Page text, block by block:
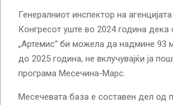
Генералниот инспектор на
Конгресот уште во 2024 година дека
„Артемис“ би можела да надмине 93
до 2025 година, не вклучувајќи ја
програма Месечина-Марс.
Месечевата база е составен дел од